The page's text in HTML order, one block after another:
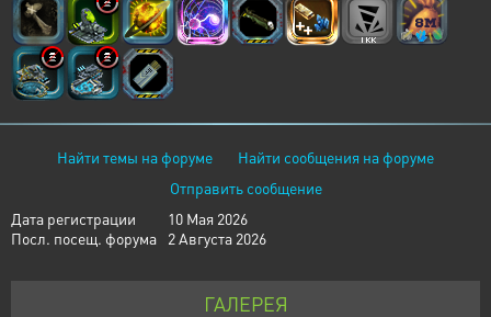
Найти темы на форуме
Найти сообщения на форуме
Отправить сообщение
Дата регистрации
10 Мая 2026
Посл. посещ. форума
2 Августа 2026
ГАЛЕРЕЯ